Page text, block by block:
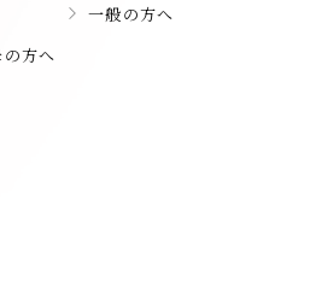
一般の方へ
方へ